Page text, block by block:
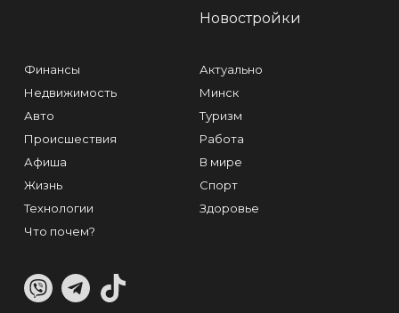
Новостройки
Финансы
Недвижимость
Авто
Происшествия
Афиша
Жизнь
Технологии
Что почем?
Актуально
Минск
Туризм
Работа
В мире
Спорт
Здоровье